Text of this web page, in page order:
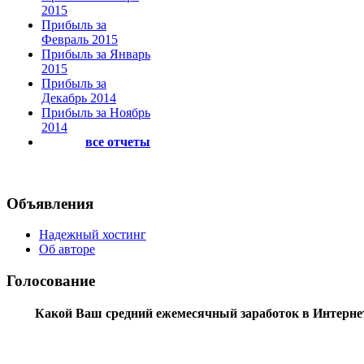
2015
Прибыль за
Февраль 2015
Прибыль за Январь
2015
Прибыль за
Декабрь 2014
Прибыль за Ноябрь
2014
все отчеты
Объявления
Надежный хостинг
Об авторе
Голосование
Какой Ваш средний ежемесячный заработок в